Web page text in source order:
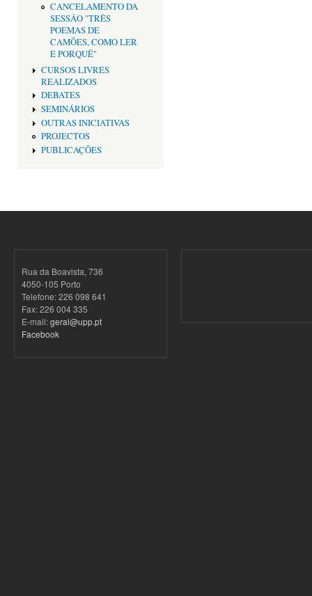
CANCELAMENTO DA
SESSÂO "TRÊS
POEMAS DE
CAMÕES, COMO LER
E PORQUÊ"
CURSOS LIVRES
REALIZADOS
DEBATES
SEMINÁRIOS
OUTRAS INICIATIVAS
PROJECTOS
PUBLICAÇÕES
Rua da Boavista, 736
4050-105 Porto
Telefone: 226 098 641
Fax: 226 004 335
E-mail:geral@upp.pt
Facebook